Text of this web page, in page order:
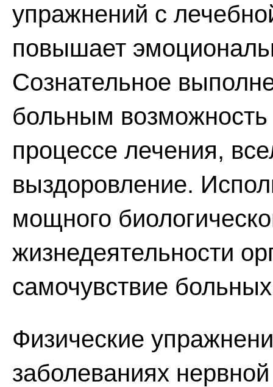
упражнений с
повышает
Сознательное
больным возможность
процессе лечения,
выздоровление.
мощного
жизнедеятельности
самочувствие
Физические
заболеваниях